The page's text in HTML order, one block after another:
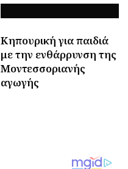
Κηπουρική για παιδιά
με την ενθάρρυνση της
Μοντεσσοριανής
αγωγής